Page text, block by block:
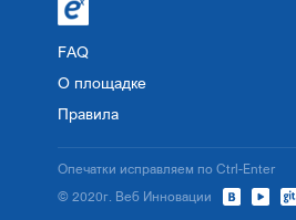
FAQ
О площадке
Правила
© 2020г. Веб Инновации
Опечатки исправляем по Ctrl-Enter